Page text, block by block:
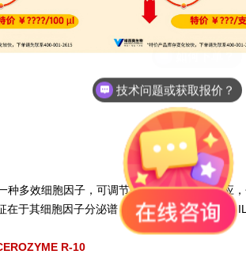
种多效细胞因子，可调节多种 T 和 B 细胞反应
在于其细胞因子分泌谱，包括分泌 IL-4、IL-5
R-10
技术问题或获取报价？